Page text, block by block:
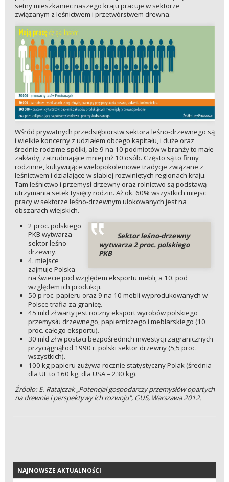
setny mieszkaniec naszego kraju pracuje w sektorze
związanym z leśnictwem i przetwórstwem drewna.
Wśród prywatnych przedsiębiorstw sektora leśno-drzewnego są
i wielkie koncerny z udziałem obcego kapitału, i duże oraz
średnie rodzime spółki, ale 9 na 10 podmiotów w branży to małe
zakłady, zatrudniające mniej niż 10 osób. Często są to firmy
rodzinne, kultywujące wielopokoleniowe tradycje związane z
leśnictwem i działające w słabiej rozwiniętych regionach kraju.
Tam leśnictwo i przemysł drzewny oraz rolnictwo są podstawą
utrzymania setek tysięcy rodzin. Aż ok. 60% wszystkich miejsc
pracy w sektorze leśno-drzewnym ulokowanych jest na
obszarach wiejskich.
Sektor leśno-drzewny
wytwarza 2 proc. polskiego
PKB
2 proc. polskiego
PKB wytwarza
sektor leśno-
drzewny.
4. miejsce
zajmuje Polska
na świecie pod względem eksportu mebli, a 10. pod
względem ich produkcji.
50 p roc. papieru oraz 9 na 10 mebli wyprodukowanych w
Polsce trafia za granicę.
45 mld zł warty jest roczny eksport wyrobów polskiego
przemysłu drzewnego, papierniczego i meblarskiego (10
proc. całego eksportu).
30 mld zł w postaci bezpośrednich inwestycji zagranicznych
przyciągnął od 1990 r. polski sektor drzewny (5,5 proc.
wszystkich).
100 kg papieru zużywa rocznie statystyczny Polak (średnia
dla UE to 160 kg, dla USA – 230 kg).
Źródło: E. Ratajczak „Potencjał gospodarczy przemysłów opartych
na drewnie i perspektywy ich rozwoju", GUS, Warszawa 2012.
NAJNOWSZE AKTUALNOŚCI
NAJNOWSZE AKTUALNOŚCI